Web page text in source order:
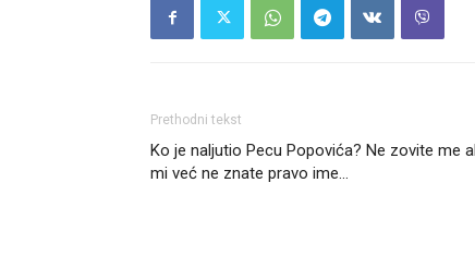
Prethodni tekst
Ko je naljutio Pecu Popovića? Ne zovite me
mi već ne znate pravo ime…